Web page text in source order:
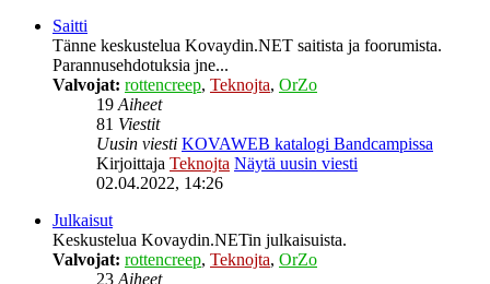
Saitti
Tänne keskustelua Kovaydin.NET saitista ja foorumista.
Parannusehdotuksia jne...
Valvojat: rottencreep, Teknojta, OrZo
19Aiheet
81 Viestit
Uusin viesti KOVAWEB katalogi Bandcampissa
Kirjoittaja Teknojta Näytä uusin viesti
02.04.2022, 14:26
Julkaisut
Keskustelua Kovaydin.NETin julkaisuista.
Valvojat: rottencreep, Teknojta, OrZo
23Aiheet